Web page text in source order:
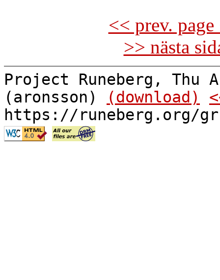
<< prev.
>> nästa
Project Runeberg, Thu
(aronsson)
(download)
https://runeberg.org/